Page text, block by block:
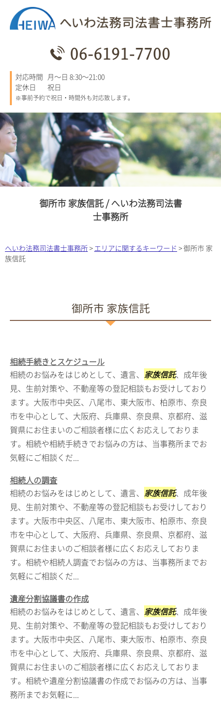
06-6191-7700
対応時間 月～日 8:30～21:00
定休日
祝日
※事前予約で祝日・時間外も対応致します。
御所市 家族信託 / へいわ法務司法書
士事務所
へいわ法務司法書士事務所> エリアに関するキーワード >御所市 家
族信託
御所市 家族信託
相続手続きとスケジュール
相続のお悩みをはじめとして、遺言、 家族信託、成年後
見、生前対策や、不動産等の登記相談もお受けしており
ます。大阪市中央区、八尾市、東大阪市、柏原市、奈良
市を中心として、大阪府、兵庫県、奈良県、京都府、滋
賀県にお住まいのご相談者様に広くお応えしておりま
す。相続や相続手続きでお悩みの方は、当事務所までお
気軽にご相談くだ...
相続人の調査
相続のお悩みをはじめとして、遺言、 家族信託、成年後
見、生前対策や、不動産等の登記相談もお受けしており
ます。大阪市中央区、八尾市、東大阪市、柏原市、奈良
市を中心として、大阪府、兵庫県、奈良県、京都府、滋
賀県にお住まいのご相談者様に広くお応えしておりま
す。相続や相続人調査でお悩みの方は、当事務所までお
気軽にご相談くだ...
遺産分割協議書の作成
相続のお悩みをはじめとして、遺言、 家族信託、成年後
見、生前対策や、不動産等の登記相談もお受けしており
ます。大阪市中央区、八尾市、東大阪市、柏原市、奈良
市を中心として、大阪府、兵庫県、奈良県、京都府、滋
賀県にお住まいのご相談者様に広くお応えしておりま
す。相続や遺産分割協議書の作成でお悩みの方は、当事
務所までお気軽に...